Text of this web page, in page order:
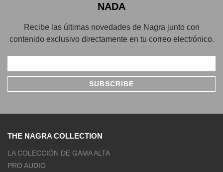
NADA
Recibe las últimas novedades de Nagra junto con
contenido exclusivo directamente en tu correo electrónico.
THE NAGRA COLLECTION
LA COLECCIÓN DE GAMA ALTA
PRO AUDIO